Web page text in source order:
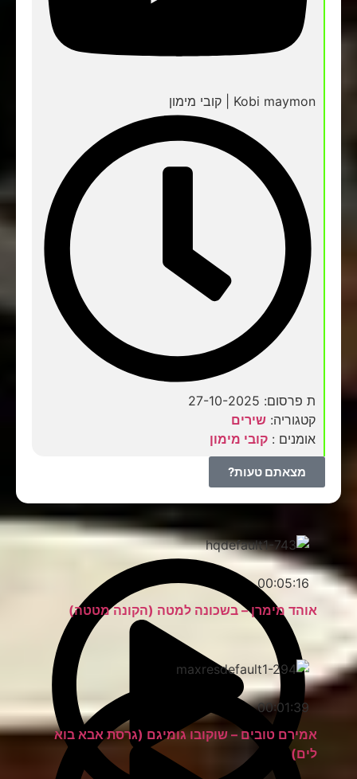
Kobi maymon | קובי מימון
ת פרסום: 27-10-2025
קטגוריה:שירים
אומנים :קובי מימון
מצאתם טעות?
00:05:16
אוהד מימרן – בשכונה למטה (הקונה מטטה)
00:01:39
אמירם טובים – שוקובו גומיגם (גרסת אבא בוא